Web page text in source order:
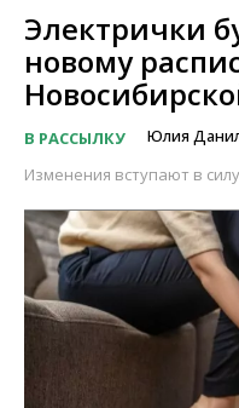
Электрички
новому
В РАССЫЛКУ Юлия
Изменения вступают в